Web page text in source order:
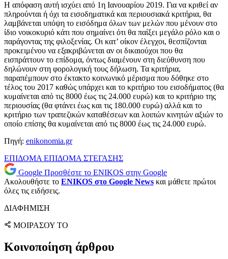
Η απόφαση αυτή ισχύει από 1η Ιανουαρίου 2019. Για να κριθεί αν
πληρούνται ή όχι τα εισοδηματικά και περιουσιακά κριτήρια, θα
λαμβάνεται υπόψη το εισόδημα όλων των μελών που μένουν στο
ίδιο νοικοκυριό κάτι που σημαίνει ότι θα παίξει μεγάλο ρόλο και ο
παράγοντας της φιλοξενίας. Οι κατ’ οίκον έλεγχοι, θεσπίζονται
προκειμένου να εξακριβώνεται αν οι δικαιούχοι που θα
εισπράττουν το επίδομα, όντως διαμένουν στη διεύθυνση που
δηλώνουν στη φορολογική τους δήλωση. Τα κριτήρια,
παραπέμπουν στο έκτακτο κοινωνικό μέρισμα που δόθηκε στο
τέλος του 2017 καθώς υπάρχει και το κριτήριο του εισοδήματος (θα
κυμαίνεται από τις 8000 έως τις 24.000 ευρώ) και το κριτήριο της
περιουσίας (θα φτάνει έως και τις 180.000 ευρώ) αλλά και το
κριτήριο των τραπεζικών καταθέσεων και λοιπών κινητών αξιών το
οποίο επίσης θα κυμαίνεται από τις 8000 έως τις 24.000 ευρώ.
Πηγή: enikonomia.gr
ΕΠΙΔΟΜΑ ΕΠΙΔΟΜΑ ΣΤΕΓΑΣΗΣ
Google Προσθέστε το ENIKOS στην Google
Ακολουθήστε το ENIKOS στο Google News και μάθετε πρώτοι
όλες τις ειδήσεις.
ΔΙΑΦΗΜΙΣΗ
ΜΟΙΡΑΣΟΥ ΤΟ
Κοινοποίηση άρθρου